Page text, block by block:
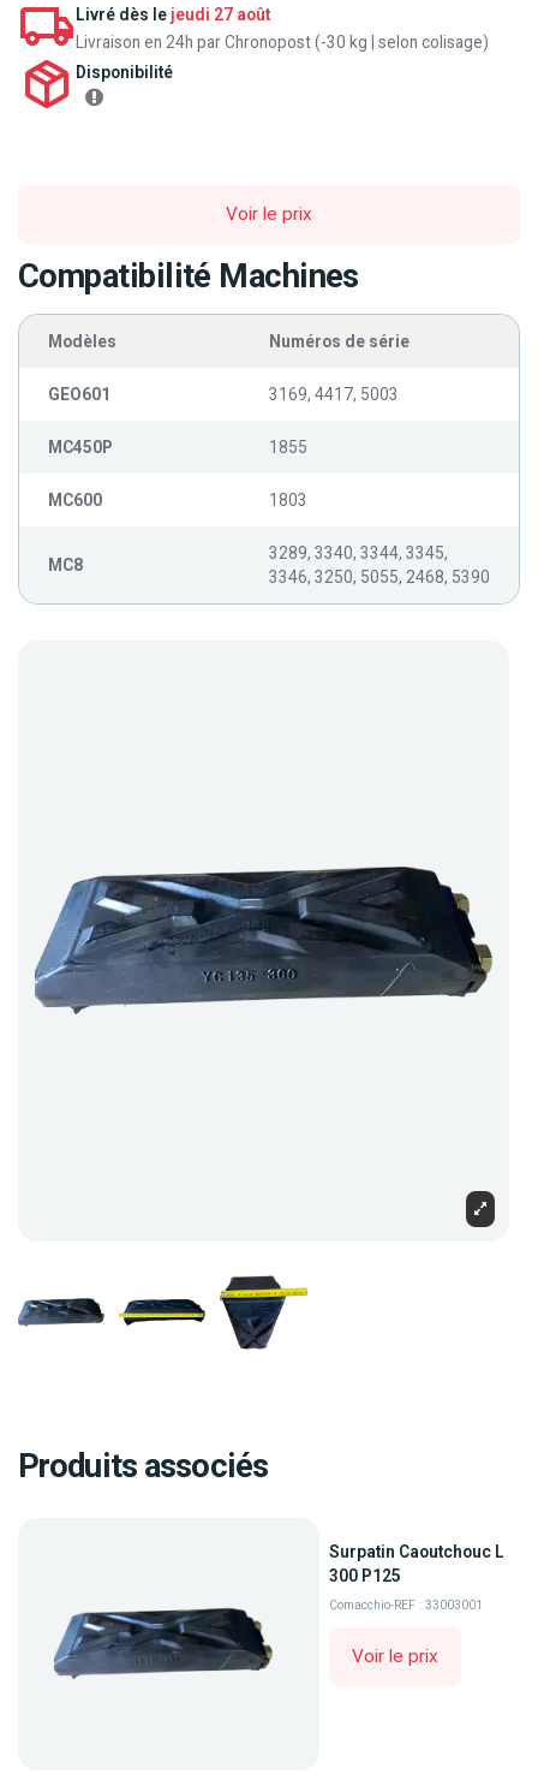
Livré dès le jeudi 27 août
Livraison en 24h par Chronopost (-30 kg | selon colisage)
Disponibilité
Voir le prix
Compatibilité Machines
Modèles Numéros de série
GEO601 3169, 4417, 5003
MC450P 1855
MC600 1803
MC8
3289, 3340, 3344, 3345,
3346, 3250, 5055, 2468, 5390
Produits associés
Surpatin Caoutchouc L
300 P125
Comacchio-REF : 33003001
Voir le prix